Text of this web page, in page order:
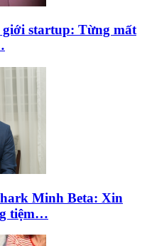
giới startup: Từng mất
Minh Beta: Xin
tiệm…